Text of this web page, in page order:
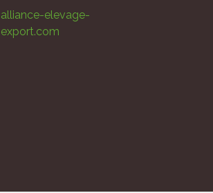
alliance-elevage-
export.com